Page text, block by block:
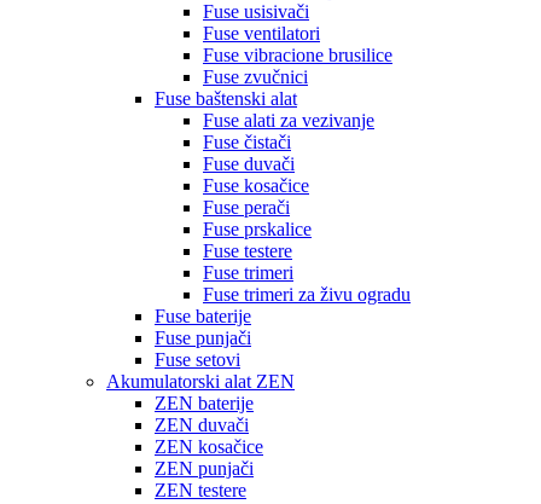
Fuse usisivači
Fuse ventilatori
Fuse vibracione brusilice
Fuse zvučnici
Fuse baštenski alat
Fuse alati za vezivanje
Fuse čistači
Fuse duvači
Fuse kosačice
Fuse perači
Fuse prskalice
Fuse testere
Fuse trimeri
Fuse trimeri za živu ogradu
Fuse baterije
Fuse punjači
Fuse setovi
Akumulatorski alat ZEN
ZEN baterije
ZEN duvači
ZEN kosačice
ZEN punjači
ZEN testere